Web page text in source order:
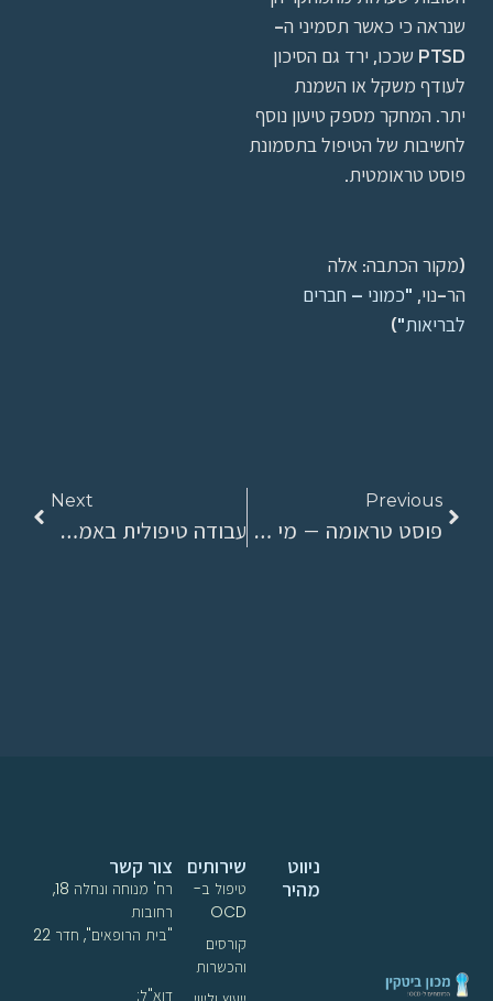
שנראה כי כאשר תסמיני ה-
PTSD שככו, ירד גם הסיכון
לעודף משקל או השמנת
יתר. המחקר מספק טיעון נוסף
לחשיבות של הטיפול בתסמונת
פוסט טראומטית.
(מקור הכתבה: אלה
הר-נוי, "כמוני – חברים
לבריאות")
Previous
פוסט טראומה – מי זה שם בתוכי?
Next
עבודה טיפולית באמצעות הסקייפ
שירותים
טיפול ב-
OCD
קורסים
והכשרות
ניווט
מהיר
צור קשר
רח' מנוחה ונחלה 18,
רחובות
"בית הרופאים", חדר 22
דוא"ל: